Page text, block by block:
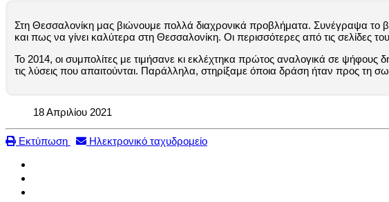
Στη Θεσσαλονίκη μας βιώνουμε πολλά διαχρονικά προβλήματα. Συνέγραψα το
και πως να γίνει καλύτερα στη Θεσσαλονίκη. Οι περισσότερες από τις σελίδες
Το 2014, οι συμπολίτες με τιμήσανε κι εκλέχτηκα πρώτος αναλογικά σε
τις λύσεις που απαιτούνται. Παράλληλα, στηρίξαμε όποια δράση ήταν προς τη
18 Απριλίου 2021
Εκτύπωση Ηλεκτρονικό ταχυδρομείο